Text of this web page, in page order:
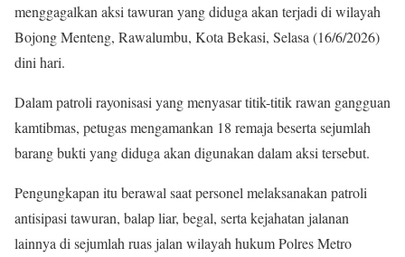
menggagalkan aksi tawuran yang diduga akan terjadi di wilayah
Bojong Menteng, Rawalumbu, Kota Bekasi, Selasa (16/6/2026)
dini hari.
Dalam patroli rayonisasi yang menyasar titik-titik rawan gangguan
kamtibmas, petugas mengamankan 18 remaja beserta sejumlah
barang bukti yang diduga akan digunakan dalam aksi tersebut.
Pengungkapan itu berawal saat personel melaksanakan patroli
antisipasi tawuran, balap liar, begal, serta kejahatan jalanan
lainnya di sejumlah ruas jalan wilayah hukum Polres Metro